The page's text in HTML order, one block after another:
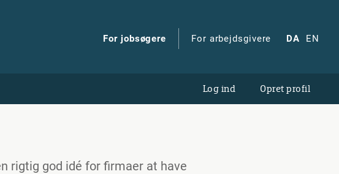
For jobsøgere For arbejdsgivere DA EN
Log ind Opret profil
rigtig god idé for firmaer at have